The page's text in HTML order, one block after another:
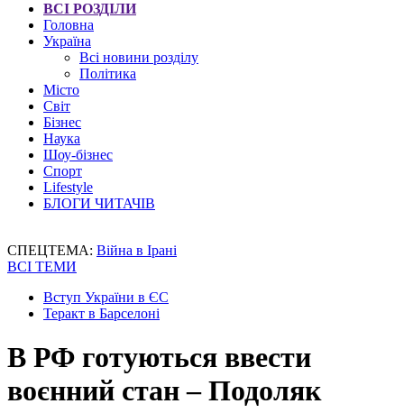
ВСІ РОЗДІЛИ
Головна
Україна
Всі новини розділу
Політика
Місто
Світ
Бізнес
Наука
Шоу-бізнес
Спорт
Lifestyle
БЛОГИ ЧИТАЧІВ
СПЕЦТЕМА: Війна в Ірані
ВСІ ТЕМИ
Вступ України в ЄС
Теракт в Барселоні
В РФ готуються ввести
воєнний стан – Подоляк